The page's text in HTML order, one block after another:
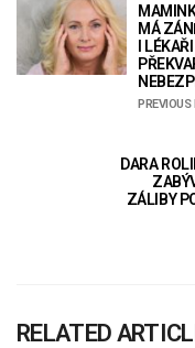
MÁ
I
DARA
ZÁLIBY
RELATED